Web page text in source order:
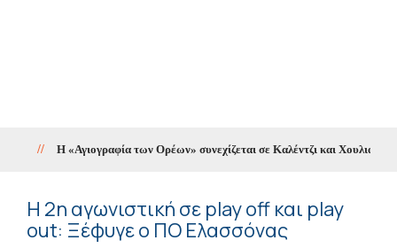
Η «Αγιογραφία των Ορέων» συνεχίζεται σε Καλέντζι και Χουλιαράδες
Η 2η αγωνιστική σε play off και play
out: Ξέφυγε ο ΠΟ Ελασσόνας